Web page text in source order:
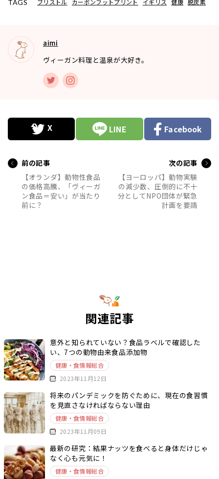
TAGS ブリストル カーボンフットプリント イギリス 健康 脱炭素
aimi
ヴィーガン料理と温泉が大好き。
LINE Facebook
前の記事
【オランダ】動物性食品
の価格高騰、「ヴィーガ
ン食品＝安い」が当たり
前に？
次の記事
【ヨーロッパ】動物実験
の減少数、圧倒的に不十
分としてNPO団体が緊急
計画を要請
関連記事
意外と知られていない？食品ラベルで確認した
い、7つの動物由来食品添加物
健康・食情報総合
2023年11月12日
将来のパンデミックを防ぐために、現在の食習慣
を見直さなければならない理由
健康・食情報総合
2023年11月09日
最新の研究：結果ナッツを食べると身体だけじゃ
なく心も元気に！
健康・食情報総合